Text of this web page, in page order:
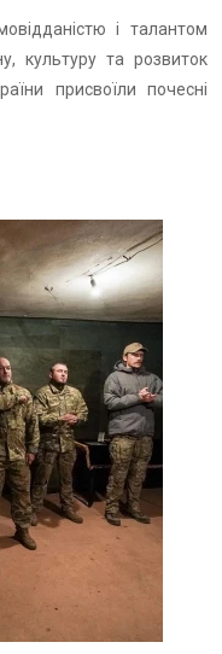
і талантом
культуру та розвиток
присвоїли почесні